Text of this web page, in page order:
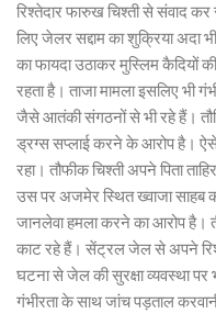
रिश्तेदार फारुख चिश्ती से संवाद
लिए जेलर सद्दाम का शुक्रिया अदा
का फायदा उठाकर मुस्लिम कैदियों
रहता है। ताजा मामला इसलिए भी
जैसे आतंकी संगठनों से भी रहे हैं।
ड्रग्स सप्लाई करने के आरोप है। ऐसे
रहा। तौफीक चिश्ती अपने पिता
उस पर अजमेर स्थित ख्वाजा साहब
जानलेवा हमला करने का आरोप है।
काट रहे हैं। सेंट्रल जेल से अपने
घटना से जेल की सुरक्षा व्यवस्था
गंभीरता के साथ जांच पड़ताल